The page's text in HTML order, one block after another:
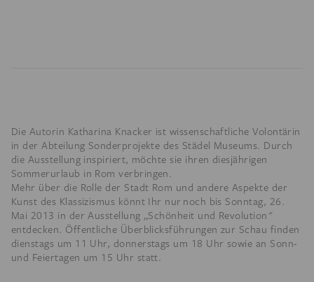
Die Autorin Katharina Knacker ist wissenschaftliche Volontärin
in der Abteilung Sonderprojekte des Städel Museums. Durch
die Ausstellung inspiriert, möchte sie ihren diesjährigen
Sommerurlaub in Rom verbringen.
Mehr über die Rolle der Stadt Rom und andere Aspekte der
Kunst des Klassizismus könnt Ihr nur noch bis Sonntag, 26.
Mai 2013 in der Ausstellung „Schönheit und Revolution"
entdecken. Öffentliche Überblicksführungen zur Schau finden
dienstags um 11 Uhr, donnerstags um 18 Uhr sowie an Sonn-
und Feiertagen um 15 Uhr statt.